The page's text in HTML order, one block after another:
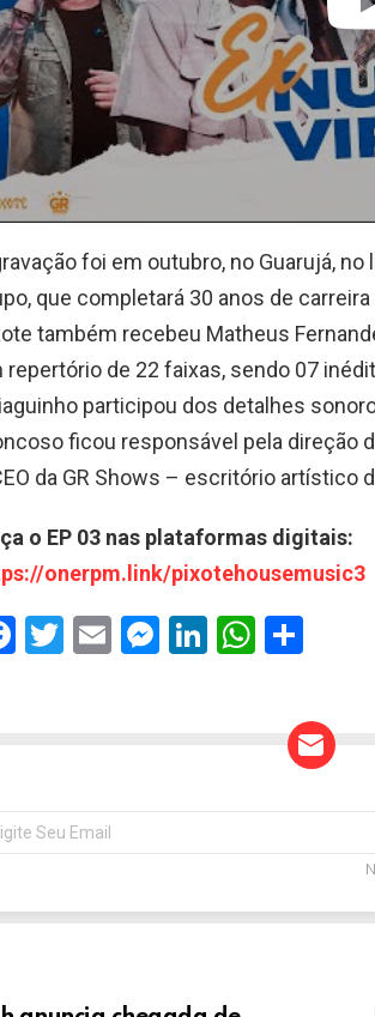
foi em outubro, no Guarujá, no
que completará 30 anos de
também recebeu Matheus
repertório de 22 faixas, sendo 07
participou dos detalhes
ficou responsável pela direção
da GR Shows – escritório artístico
o EP 03 nas plataformas digitais:
onerpm.link/pixotehousemusic3
F
o
k
T
E
M
er
Li
W
p
p
ar
e